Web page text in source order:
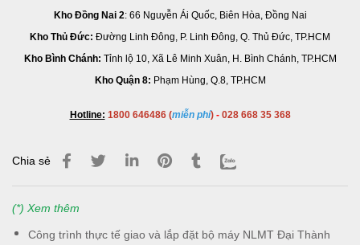
Kho Đồng Nai 2: 66 Nguyễn Ái Quốc, Biên Hòa, Đồng Nai
Kho Thủ Đức: Đường Linh Đông, P. Linh Đông, Q. Thủ Đức, TP.HCM
Kho Bình Chánh: Tỉnh lộ 10, Xã Lê Minh Xuân, H. Bình Chánh, TP.HCM
Kho Quận 8: Phạm Hùng, Q.8, TP.HCM
Hotline: 1800 646486 (miễn phí)- 028 668 35 368
Chia sẻ
(*) Xem thêm
Công trình thực tế giao và lắp đặt bộ máy NLMT Đại Thành